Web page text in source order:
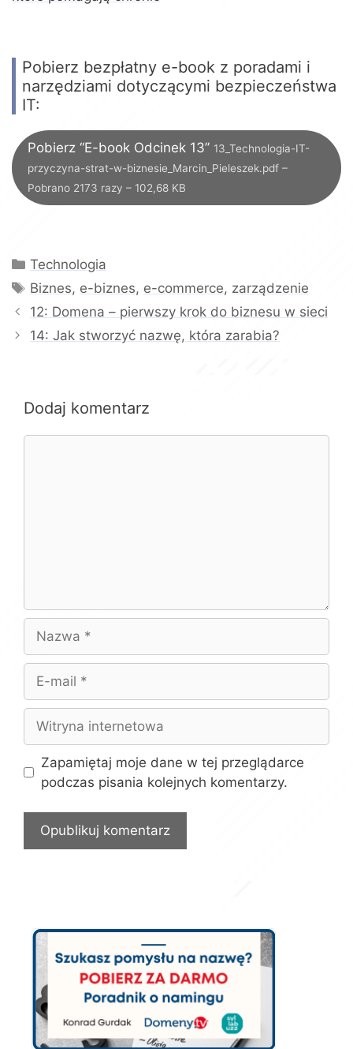
Pobierz bezpłatny e-book z poradami i
narzędziami dotyczącymi bezpieczeństwa
IT:
Pobierz “E-book Odcinek 13” 13_Technologia-IT-
przyczyna-strat-w-biznesie_Marcin_Pieleszek.pdf –
Pobrano 2173 razy – 102,68 KB
Kategorie
Technologia
Tagi
Biznes, e-biznes, e-commerce, zarządzenie
12: Domena – pierwszy krok do biznesu w sieci
14: Jak stworzyć nazwę, która zarabia?
Dodaj komentarz
mail
internetowa
Zapamiętaj moje dane w tej przeglądarce
podczas pisania kolejnych komentarzy.